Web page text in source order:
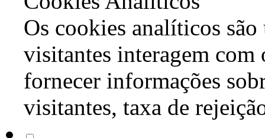
Os cookies analíticos são
visitantes interagem com
fornecer informações
visitantes, taxa de